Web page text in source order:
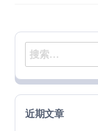
搜
索：
近期文章